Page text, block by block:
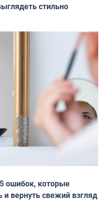
стильно
ошибок, которые
вернуть свежий взгляд